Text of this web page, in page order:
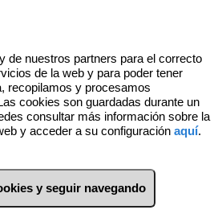
Tordueles
de nuestros partners para el correcto
de la web y para poder tener
recopilamos y procesamos
cookies son guardadas durante un
consultar más información sobre la
y acceder a su configuración aquí.
y seguir navegando